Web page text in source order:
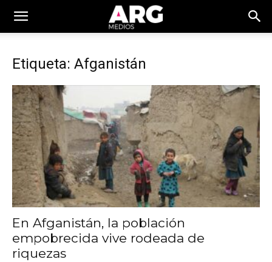
Etiqueta: Afganistán
En Afganistán, la población
empobrecida vive rodeada de
riquezas